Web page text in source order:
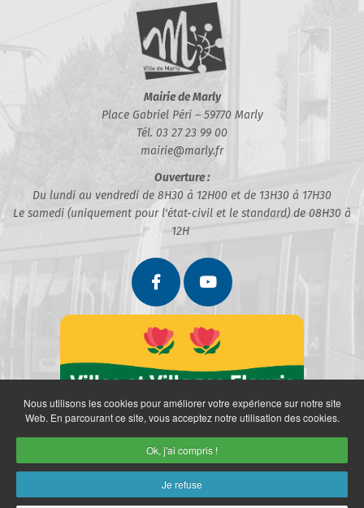
Mairie de Marly
Place Gabriel Péri – 59770 Marly
Tél. 03 27 23 99 00
mairie@marly.fr
Ouverture :
Du lundi au vendredi de 8H30 à 12H00 et de 13H30 à 17H30
Le samedi (uniquement pour l'état-civil et le standard) de 08H30 à
12H
Nous utilisons les cookies pour améliorer votre expérience sur notre site
Web. En parcourant ce site, vous acceptez notre utilisation des cookies.
Ok, j'ai compris !
Je refuse